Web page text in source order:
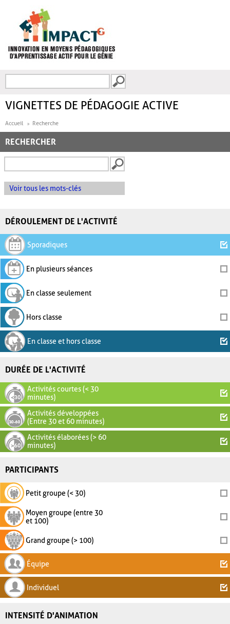
FORMULAIRE DE
VIGNETTES DE PÉDAGOGIE ACTIVE
Accueil Recherche
RECHERCHER
Voir tous les mots-clés
DÉROULEMENT DE L'ACTIVITÉ
Sporadiques
En plusieurs séances
En classe seulement
Hors classe
En classe et hors classe
DURÉE DE L'ACTIVITÉ
Activités courtes (< 30
minutes)
Activités développées
(Entre 30 et 60 minutes)
Activités élaborées (> 60
minutes)
PARTICIPANTS
Petit groupe (< 30)
Moyen groupe (entre 30
et 100)
Grand groupe (> 100)
Équipe
Individuel
INTENSITÉ D'ANIMATION